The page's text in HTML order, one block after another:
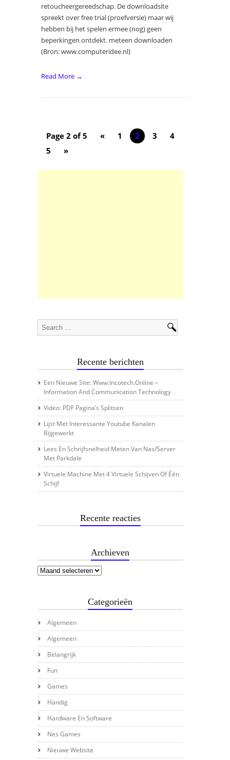
retoucheergereedschap. De downloadsite
spreekt over free trial (proefversie) maar wij
hebben bij het spelen ermee (nog) geen
beperkingen ontdekt. meteen downloaden
(Bron: www.computeridee.nl)
Read More →
Page 2 of 5 « 1 2 3
4
5
»
Recente berichten
Een Nieuwe Site: Www.incotech.online –
Information And Communication Technology
Video: PDF Pagina’s Splitsen
Lijst Met Interessante Youtube Kanalen
Bijgewerkt
Lees En Schrijfsnelheid Meten Van Nas/server
Met Parkdale
Virtuele Machine Met 4 Virtuele Schijven Of Één
Schijf
Recente reacties
Archieven
Categorieën
Algemeen
Algemeen
Belangrijk
Fun
Games
Handig
Hardware En Software
Nes Games
Nieuwe Website